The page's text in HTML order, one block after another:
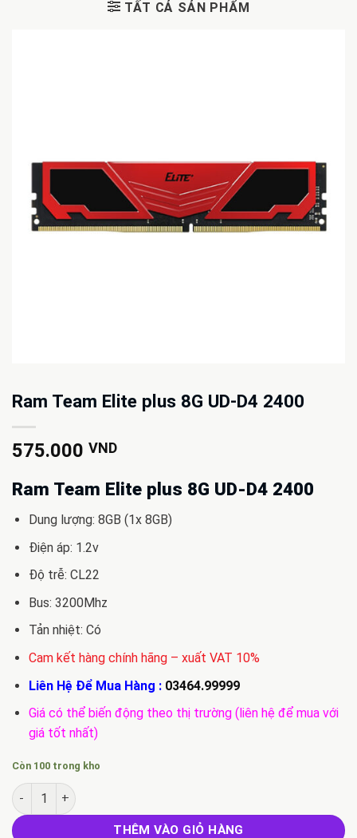
TẤT CẢ SẢN PHẨM
Ram Team Elite plus 8G UD-D4 2400
575.000 VND
Ram Team Elite plus 8G UD-D4 2400
Dung lượng: 8GB (1x 8GB)
Điện áp: 1.2v
Độ trễ: CL22
Bus: 3200Mhz
Tản nhiệt: Có
Cam kết hàng chính hãng – xuất VAT 10%
Liên Hệ Để Mua Hàng : 03464.99999
Giá có thể biến động theo thị trường (liên hệ để mua với
giá tốt nhất)
Còn 100 trong kho
Ram Team Elite plus 8G UD-D4 2400 số lượng
THÊM VÀO GIỎ HÀNG